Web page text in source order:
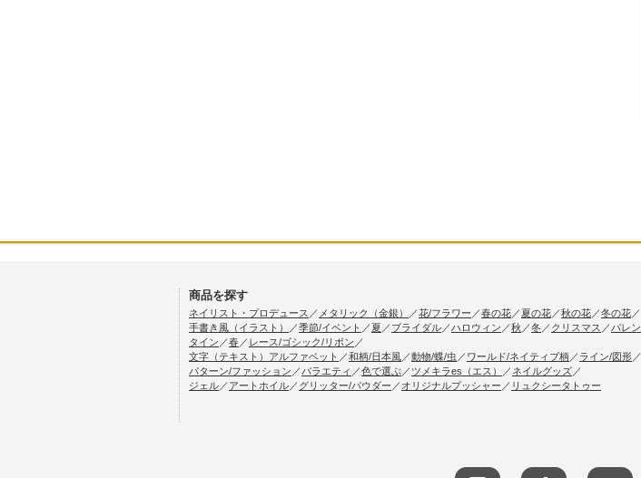
商品を探す
ネイリスト・プロデュース ／ メタリック（金銀） ／花/フラワー ／春の花 ／夏の花 ／秋の花 ／冬の花 ／
手書き風（イラスト）
／季節/イベント ／夏 ／ ブライダル ／ハロウィン ／秋 ／冬 ／ クリスマス ／ バレン
タイン ／春 ／ レース/ゴシック/リボン ／
文字（テキスト）アルファベット ／和柄/日本風 ／動物/蝶/虫 ／ ワールド/ネイティブ柄 ／ ライン/図形 ／
パターン/ファッション ／ バラエティ ／色で選ぶ ／ ツメキラes（エス） ／ ネイルグッズ ／
ジェル ／ アートホイル ／ グリッター/パウダー ／ オリジナルプッシャー ／ リュクシータトゥー